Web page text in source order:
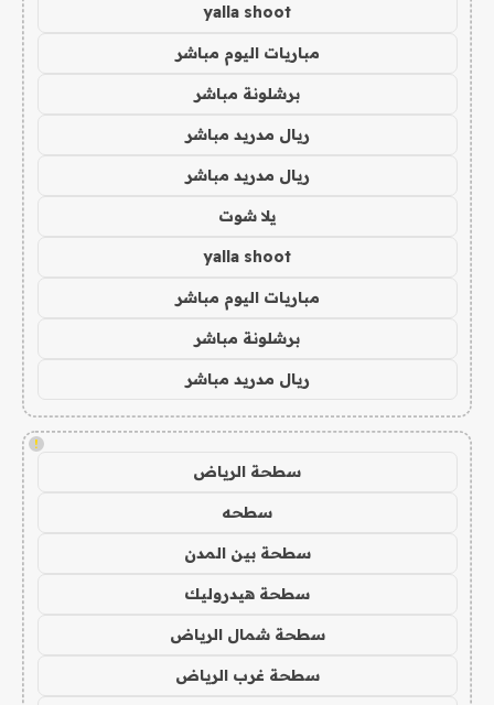
yalla shoot
مباريات اليوم مباشر
برشلونة مباشر
ريال مدريد مباشر
ريال مدريد مباشر
يلا شوت
yalla shoot
مباريات اليوم مباشر
برشلونة مباشر
ريال مدريد مباشر
!
سطحة الرياض
سطحه
سطحة بين المدن
سطحة هيدروليك
سطحة شمال الرياض
سطحة غرب الرياض